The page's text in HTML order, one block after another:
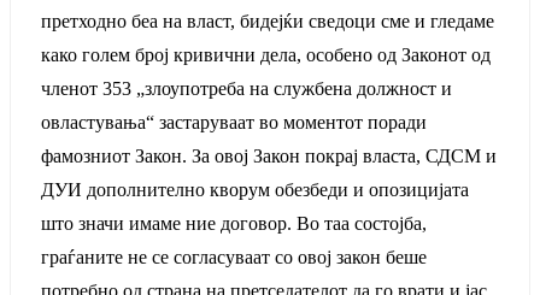
претходно беа на власт, бидејќи сведоци сме и гледаме
како голем број кривични дела, особено од Законот од
членот 353 „злоупотреба на службена должност и
овластувања“ застаруваат во моментот поради
фамозниот Закон. За овој Закон покрај власта, СДСМ и
ДУИ дополнително кворум обезбеди и опозицијата
што значи имаме ние договор. Во таа состојба,
граѓаните не се согласуваат со овој закон беше